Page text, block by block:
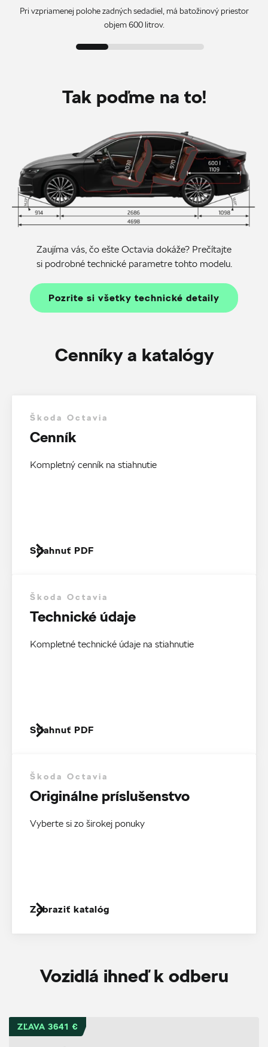
Pri vzpriamenej polohe zadných sedadiel, má batožinový priestor
objem 600 litrov.
Tak poďme na to!
Zaujíma vás, čo ešte Octavia dokáže? Prečítajte
si podrobné technické parametre tohto modelu.
Pozrite si všetky technické detaily
Cenníky a katalógy
Škoda Octavia
Cenník
Kompletný cenník na stiahnutie
Stiahnuť PDF
Škoda Octavia
Technické údaje
Kompletné technické údaje na stiahnutie
Stiahnuť PDF
Škoda Octavia
Originálne príslušenstvo
Vyberte si zo širokej ponuky
Zobraziť katalóg
Vozidlá ihneď k odberu
ZĽAVA 3641 €